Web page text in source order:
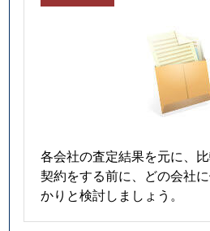
各会社の査定結果を元に、比
契約をする前に、どの会社
かりと検討しましょう。